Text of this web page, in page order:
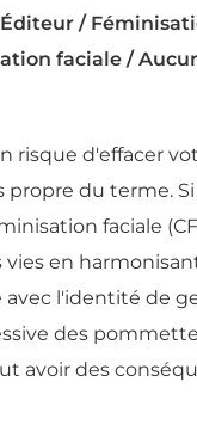
Éditeur /
faciale /
risque d'effacer
propre du terme. Si
faciale
en
avec l'identité de
des
avoir des